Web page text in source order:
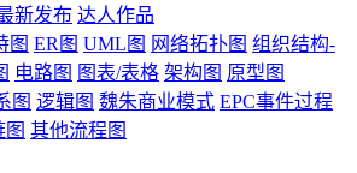
新发布 达人作品
图 ER图 UML图 网络拓扑图 组织结构-
电路图 图表/表格 架构图 原型图
图 逻辑图 魏朱商业模式 EPC事件过程
其他流程图